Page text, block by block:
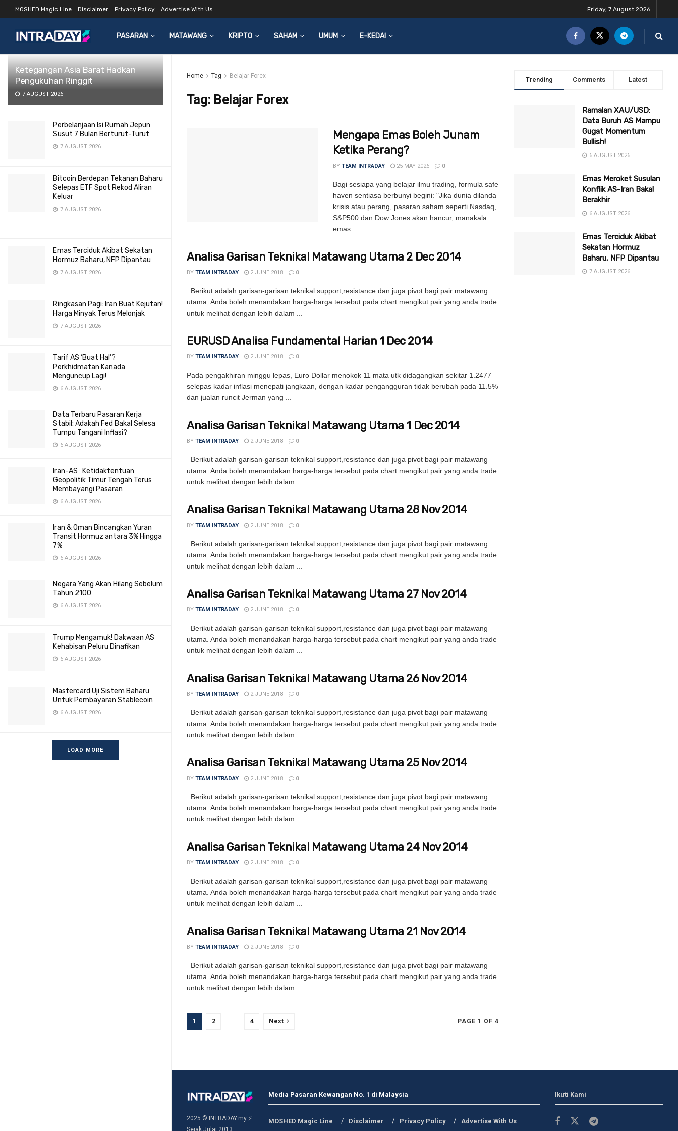
LATEST TRENDING Filter
Ketegangan Asia Barat Hadkan
Pengukuhan Ringgit
7 AUGUST 2026
Perbelanjaan Isi Rumah Jepun
Susut 7 Bulan Berturut-Turut
7 AUGUST 2026
Bitcoin Berdepan Tekanan Baharu
Selepas ETF Spot Rekod Aliran
Keluar
7 AUGUST 2026
Emas Terciduk Akibat Sekatan
Hormuz Baharu, NFP Dipantau
7 AUGUST 2026
Ringkasan Pagi: Iran Buat Kejutan!
Harga Minyak Terus Melonjak
7 AUGUST 2026
Tarif AS ‘Buat Hal’?
Perkhidmatan Kanada
Menguncup Lagi!
6 AUGUST 2026
Data Terbaru Pasaran Kerja
Stabil: Adakah Fed Bakal Selesa
Tumpu Tangani Inflasi?
6 AUGUST 2026
Iran-AS : Ketidaktentuan
Geopolitik Timur Tengah Terus
Membayangi Pasaran
6 AUGUST 2026
Iran & Oman Bincangkan Yuran
Transit Hormuz antara 3% Hingga
7%
6 AUGUST 2026
Negara Yang Akan Hilang Sebelum
Tahun 2100
6 AUGUST 2026
Trump Mengamuk! Dakwaan AS
Kehabisan Peluru Dinafikan
6 AUGUST 2026
Mastercard Uji Sistem Baharu
Untuk Pembayaran Stablecoin
6 AUGUST 2026
LOAD MORE
MOSHED Magic Line Disclaimer Privacy Policy Advertise With Us Friday, 7 August 2026
PASARAN MATAWANG KRIPTO SAHAM UMUM E-KEDAI
Home Tag Belajar Forex
Tag: Belajar Forex
Mengapa Emas Boleh Junam
Ketika Perang?
BY TEAM INTRADAY 25 MAY 2026 0
Bagi sesiapa yang belajar ilmu trading, formula safe
haven sentiasa berbunyi begini: "Jika dunia dilanda
krisis atau perang, pasaran saham seperti Nasdaq,
S&P500 dan Dow Jones akan hancur, manakala
emas ...
Analisa Garisan Teknikal Matawang Utama 2 Dec 2014
BY TEAM INTRADAY 2 JUNE 2018 0
Berikut adalah garisan-garisan teknikal support,resistance dan juga pivot bagi pair matawang
utama. Anda boleh menandakan harga-harga tersebut pada chart mengikut pair yang anda trade
untuk melihat dengan lebih dalam ...
EURUSD Analisa Fundamental Harian 1 Dec 2014
BY TEAM INTRADAY 2 JUNE 2018 0
Pada pengakhiran minggu lepas, Euro Dollar menokok 11 mata utk didagangkan sekitar 1.2477
selepas kadar inflasi menepati jangkaan, dengan kadar pengangguran tidak berubah pada 11.5%
dan jualan runcit Jerman yang ...
Analisa Garisan Teknikal Matawang Utama 1 Dec 2014
BY TEAM INTRADAY 2 JUNE 2018 0
Berikut adalah garisan-garisan teknikal support,resistance dan juga pivot bagi pair matawang
utama. Anda boleh menandakan harga-harga tersebut pada chart mengikut pair yang anda trade
untuk melihat dengan lebih dalam ...
Analisa Garisan Teknikal Matawang Utama 28 Nov 2014
BY TEAM INTRADAY 2 JUNE 2018 0
Berikut adalah garisan-garisan teknikal support,resistance dan juga pivot bagi pair matawang
utama. Anda boleh menandakan harga-harga tersebut pada chart mengikut pair yang anda trade
untuk melihat dengan lebih dalam ...
Analisa Garisan Teknikal Matawang Utama 27 Nov 2014
BY TEAM INTRADAY 2 JUNE 2018 0
Berikut adalah garisan-garisan teknikal support,resistance dan juga pivot bagi pair matawang
utama. Anda boleh menandakan harga-harga tersebut pada chart mengikut pair yang anda trade
untuk melihat dengan lebih dalam ...
Analisa Garisan Teknikal Matawang Utama 26 Nov 2014
BY TEAM INTRADAY 2 JUNE 2018 0
Berikut adalah garisan-garisan teknikal support,resistance dan juga pivot bagi pair matawang
utama. Anda boleh menandakan harga-harga tersebut pada chart mengikut pair yang anda trade
untuk melihat dengan lebih dalam ...
Analisa Garisan Teknikal Matawang Utama 25 Nov 2014
BY TEAM INTRADAY 2 JUNE 2018 0
Berikut adalah garisan-garisan teknikal support,resistance dan juga pivot bagi pair matawang
utama. Anda boleh menandakan harga-harga tersebut pada chart mengikut pair yang anda trade
untuk melihat dengan lebih dalam ...
Analisa Garisan Teknikal Matawang Utama 24 Nov 2014
BY TEAM INTRADAY 2 JUNE 2018 0
Berikut adalah garisan-garisan teknikal support,resistance dan juga pivot bagi pair matawang
utama. Anda boleh menandakan harga-harga tersebut pada chart mengikut pair yang anda trade
untuk melihat dengan lebih dalam ...
Analisa Garisan Teknikal Matawang Utama 21 Nov 2014
BY TEAM INTRADAY 2 JUNE 2018 0
Berikut adalah garisan-garisan teknikal support,resistance dan juga pivot bagi pair matawang
utama. Anda boleh menandakan harga-harga tersebut pada chart mengikut pair yang anda trade
untuk melihat dengan lebih dalam ...
PAGE 1 OF 4
1 2 … 4 Next
Trending Comments Latest
Ramalan XAU/USD:
Data Buruh AS Mampu
Gugat Momentum
Bullish!
6 AUGUST 2026
Emas Meroket Susulan
Konflik AS-Iran Bakal
Berakhir
6 AUGUST 2026
Emas Terciduk Akibat
Sekatan Hormuz
Baharu, NFP Dipantau
7 AUGUST 2026
2025 © INTRADAY.my ⚡
Sejak Julai 2013.
Media Pasaran Kewangan No. 1 di Malaysia
MOSHED Magic Line Disclaimer Privacy Policy Advertise With Us
Ikuti Kami